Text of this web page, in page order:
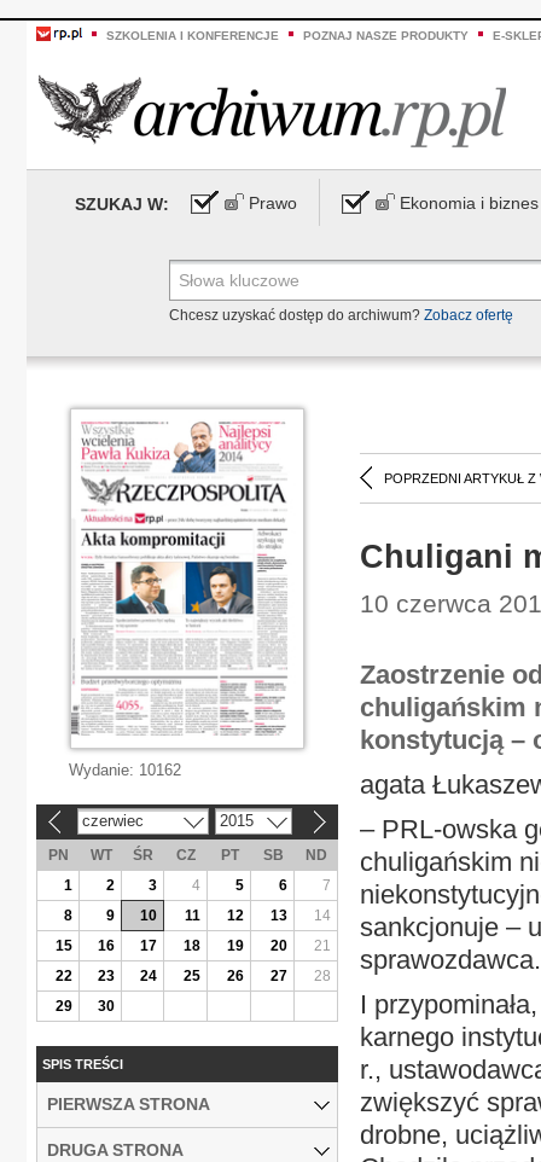
SZKOLENIA I KONFERENCJE POZNAJ NASZE PRODUKTY E-
SZUKAJ W: Prawo Ekonomia i biznes
Chcesz uzyskać dostęp do archiwum? Zobacz ofertę
POPRZEDNI ARTYKUŁ Z
Chuligani
10 czerwca
Zaostrzenie
chuligańskim
konstytucją –
agata
– PRL-owska
chuligańskim
sankcjonuje –
sprawozdawca.
I
karnego
r.,
zwiększyć
drobne,
Wydanie: 10162
czerwiec 2015
PN WT ŚR CZ PT SB
ND
1
2 3 4 5 6
7
8
9 10 11 12 13
14
15
16 17 18 19 20
21
22
23 24 25 26 27
28
29
30
SPIS TREŚCI
PIERWSZA STRONA
DRUGA STRONA